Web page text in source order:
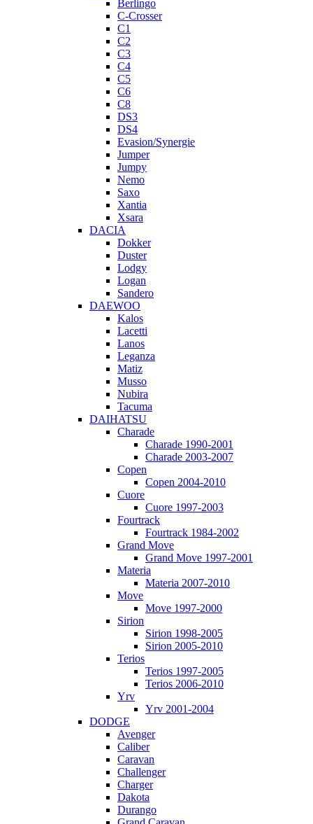
Berlingo
C-Crosser
C1
C2
C3
C4
C5
C6
C8
DS3
DS4
Evasion/Synergie
Jumper
Jumpy
Nemo
Saxo
Xantia
Xsara
DACIA
Dokker
Duster
Lodgy
Logan
Sandero
DAEWOO
Kalos
Lacetti
Lanos
Leganza
Matiz
Musso
Nubira
Tacuma
DAIHATSU
Charade
Charade 1990-2001
Charade 2003-2007
Copen
Copen 2004-2010
Cuore
Cuore 1997-2003
Fourtrack
Fourtrack 1984-2002
Grand Move
Grand Move 1997-2001
Materia
Materia 2007-2010
Move
Move 1997-2000
Sirion
Sirion 1998-2005
Sirion 2005-2010
Terios
Terios 1997-2005
Terios 2006-2010
Yrv
Yrv 2001-2004
DODGE
Avenger
Caliber
Caravan
Challenger
Charger
Dakota
Durango